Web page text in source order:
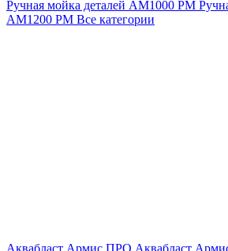
Ручная мойка деталей АМ1000 РМ
АМ1200 РМ Все категории
Аквабласт Армис ПРО Аквабласт